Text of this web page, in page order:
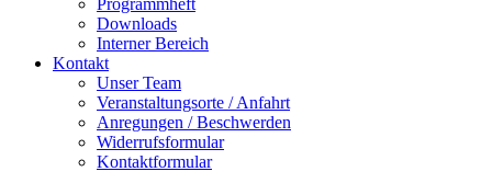
Programmheft
Downloads
Interner Bereich
Kontakt
Unser Team
Veranstaltungsorte / Anfahrt
Anregungen / Beschwerden
Widerrufsformular
Kontaktformular